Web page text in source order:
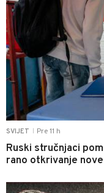
SVIJET Pre 11 h
Ruski stručnjaci
rano otkrivanje